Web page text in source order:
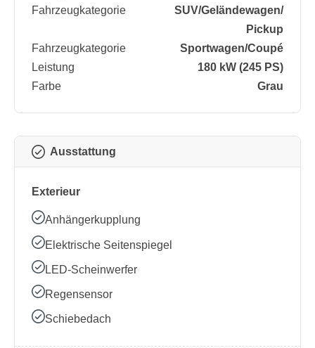
Fahrzeugkategorie
SUV/​Geländewagen/​
Pickup
Fahrzeugkategorie
Sportwagen/​Coupé
Leistung
180 kW (245 PS)
Farbe
Grau
Ausstattung
Exterieur
Anhängerkupplung
Elektrische Seitenspiegel
LED-Scheinwerfer
Regensensor
Schiebedach